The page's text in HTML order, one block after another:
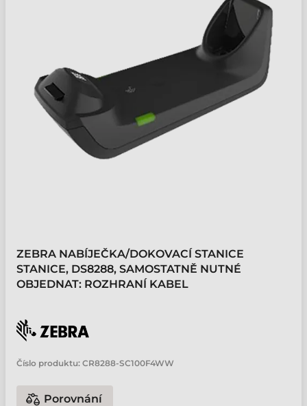
ZEBRA NABÍJEČKA/DOKOVACÍ STANICE
STANICE, DS8288, SAMOSTATNĚ NUTNÉ
OBJEDNAT: ROZHRANÍ KABEL
Číslo produktu: CR8288-SC100F4WW
Porovnání